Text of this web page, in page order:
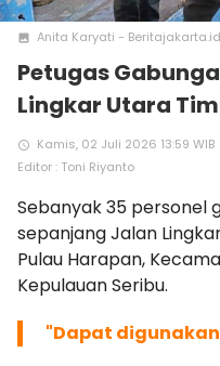
photo Anita Karyati - Beritajakarta.id
Petugas
Lingkar Utara
access_time Kamis, 02 Juli 2026 13:59 WIB
Editor : Toni Riyanto
Sebanyak 35 personel
sepanjang Jalan
Pulau Harapan,
Kepulauan Seribu.
"Dapat